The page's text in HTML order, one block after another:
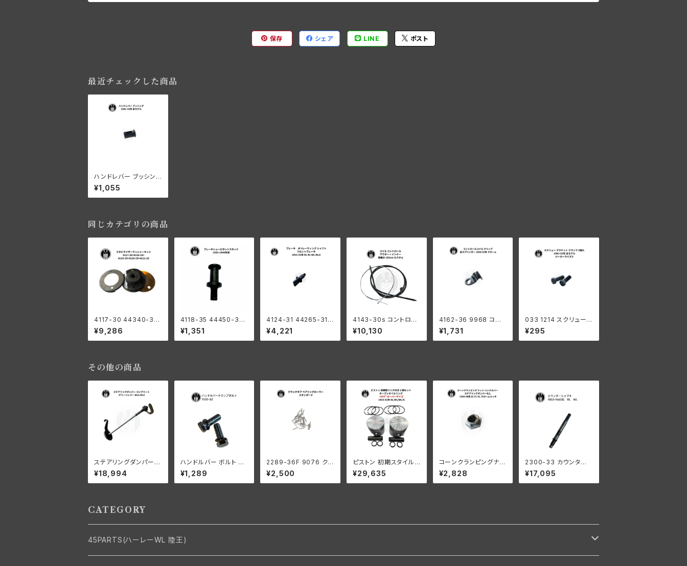
保存 シェア LINE ポスト
最近チェックした商品
ハンドレバー ブッシング
1941-52年 ハーレー
全モデル
¥1,055
同じカテゴリの商品
4117-30 44340-30
スタビライザー ワッシャ
ー キット ハーレーダビ
ッドソン 1930-52年 D
¥9,286
4118-35 44450-35
ブレーキシュー ピボット
スタッド ハーレーダビッ
ドソン 1935-1940年
¥1,351
4124-31 44265-31
ブレーキ オペレーティ
ング シャフト フロントブ
レーキ ハーレーダビッ
¥4,221
4143-30s コントロー
ルコイル アウター + イ
ンナー 綿編み 165cm
カスタム ハーレーダビ
¥10,130
4162-36 9968 コント
ロールコイル クリップ
ハーレーダビッドソン
全スプリンガー 1936-
¥1,731
033 1214 スクリュー
ブラケット クランプ 2個
入 ハーレーダビッドソ
ン 1941-52年 全モデル
¥295
その他の商品
ステアリングダンパー
コンプリート グリーンレ
バー ハーレーダビッド
ソン WLA WLC
¥18,994
ハンドルバー ボルト 2
個入 1930-52年 亜鉛
¥1,289
2289-36F 9076 クラ
ッチギア ベアリングロ
ーラー 0004" オーバ
ーサイズ 44個 ハーレ
¥2,500
ピストン 初期スタイルリ
ング付き 2 個セット オ
ープン オイル リング +
070" OS 1932-52年
¥29,635
コーンクランピングナッ
ト ステアリングダンパー
なし 1936-48年 EL F
L UL クローム
¥2,828
2300-33 カウンター
シャフト 1933-1940年
RL/WL/G
¥17,095
CATEGORY
45PARTS(ハーレーWL 陸王)